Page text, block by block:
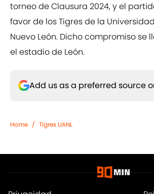
torneo de Clausura 2024, y el
favor de los Tigres de la
Nuevo León. Dicho compromiso se
el estadio de León.
Add us as a preferred source
Home / Tigres UANL